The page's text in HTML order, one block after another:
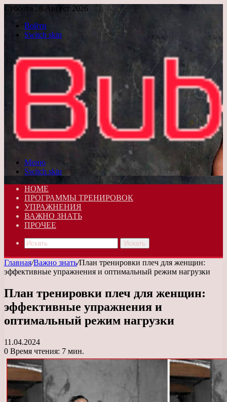
Суббота , 8 Август 2026
Войти
Switch skin
Меню
Switch skin
HOME
ПРОГРАММЫ ТРЕНИРОВОК
УПРАЖНЕНИЯ
ВАЖНО ЗНАТЬ
ПРОЧЕЕ
Искать
Главная/Важно знать/План тренировки плеч для женщин:
эффективные упражнения и оптимальный режим нагрузки
План тренировки плеч для женщин:
эффективные упражнения и
оптимальный режим нагрузки
11.04.2024
0 Время чтения: 7 мин.